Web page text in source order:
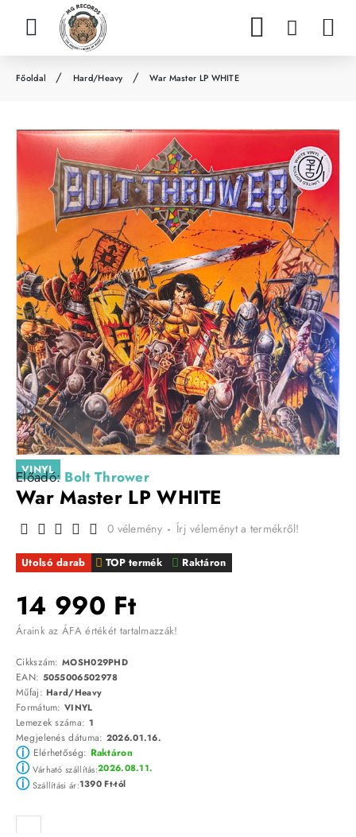
m
Hard/Heavy War Master LP WHITE
VINYL
Előadó: Bolt Thrower
War Master LP WHITE
TOP termék Raktáron
Utolsó darab
0 vélemény - Írj véleményt a termékről!
14 990 Ft
Áraink az ÁFA értékét tartalmazzák!
Cikkszám: MOSH029PHD
EAN: 5055006502978
Műfaj:Hard/Heavy
Formátum: VINYL
Lemezek száma: 1
Megjelenés dátuma: 2026.01.16.
ⓘElérhetőség: Raktáron
ⓘVárható szállítás:2026.08.11.
ⓘSzállítási ár:1390 Ft-tól